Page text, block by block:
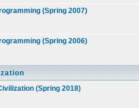
(Spring 2007)
(Spring 2006)
(Spring 2018)